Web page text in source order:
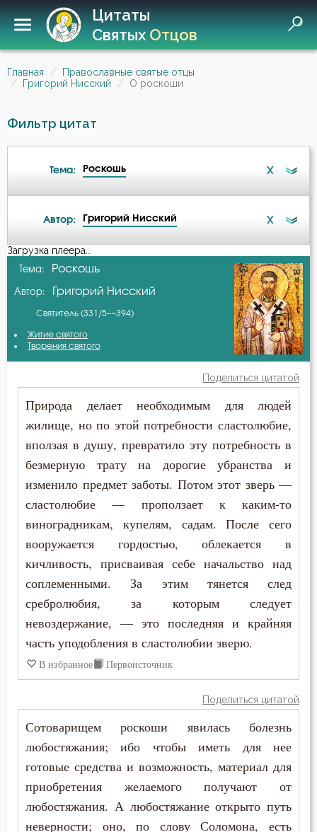
Цитаты
СвятыхОтцов
Главная
Православные святые отцы
Григорий Нисский
О роскоши
Фильтр цитат
Тема: Роскошь X
Ангел
Бедность
Бесы
Благодать
Блуд
Бог
Богатство
Богопознание
Богородица
Богослужение
Богоугождение
Будущее
Воздержание
Автор: Григорий Нисский X
А-я
Амвросий Оптинский (Гренков)
Григорий Нисский
Ефрем Сирин
Игнатий Брянчанинов
Иоанн Златоуст
Исидор Пелусиот
Никита Стифат
Нил Синайский
Загрузка плеера...
Тема: Роскошь
Автор: Григорий Нисский
Святитель (331/5–~394)
Житие святого
Творения святого
Поделиться цитатой
Природа делает необходимым для людей
жилище, но по этой потребности сластолюбие,
вползая в душу, превратило эту потребность в
безмерную трату на дорогие убранства и
изменило предмет заботы. Потом этот зверь —
сластолюбие — проползает к каким-то
виноградникам, купелям, садам. После сего
вооружается гордостью, облекается в
кичливость, присваивая себе начальство над
соплеменными. За этим тянется след
сребролюбия, за которым следует
невоздержание, — это последняя и крайняя
часть уподобления в сластолюбии зверю.
В избранное Первоисточник
Поделиться цитатой
Сотоварищем роскоши явилась болезнь
любостяжания; ибо чтобы иметь для нее
готовые средства и возможность, материал для
приобретения желаемого получают от
любостяжания. А любостяжание открыто путь
неверности; оно, по слову Соломона, есть